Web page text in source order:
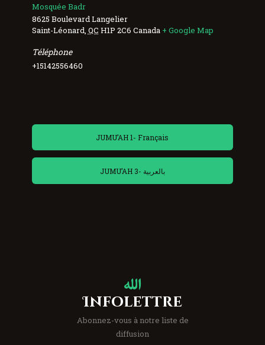
Mosquée Badr
8625 Boulevard Langelier
Saint-Léonard QC H1P 2C6 Canada + Google Map
Téléphone
+15142556460
JUMU’AH 1- Français
JUMU’AH 3- بالعربية
Infolettre
Abonnez-vous à notre liste de
diffusion